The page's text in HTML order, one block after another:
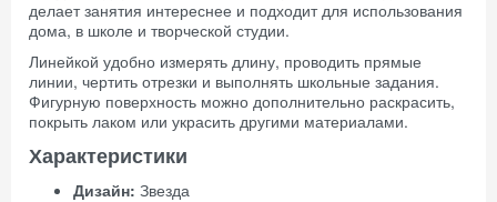
делает занятия интереснее и подходит для использования
дома, в школе и творческой студии.
Линейкой удобно измерять длину, проводить прямые
линии, чертить отрезки и выполнять школьные задания.
Фигурную поверхность можно дополнительно раскрасить,
покрыть лаком или украсить другими материалами.
Характеристики
Дизайн: Звезда